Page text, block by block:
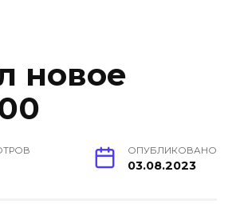
новое
ОПУБЛИКОВАНО
03.08.2023